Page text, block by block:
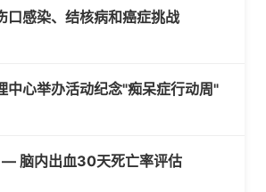
口感染、结核病和癌症挑战
心举办活动纪念"痴呆症行动周"
— 脑内出血30天死亡率评估